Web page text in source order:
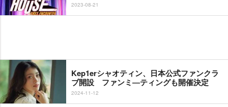
2023-08-21
Kep1erシャオティン、日本公式ファンクラ
ブ開設 ファンミ―ティングも開催決定
2024-11-12